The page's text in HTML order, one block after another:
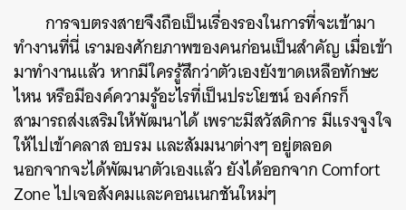
การจบตรงสายจึงถือเป็นเรื่องรองในการที่จะเข้ามา
ทำงานที่นี่ เรามองศักยภาพของคนก่อนเป็นสำคัญ เมื่อเข้า
มาทำงานแล้ว หากมีใครรู้สึกว่าตัวเองยังขาดเหลือทักษะ
ไหน หรือมีองค์ความรู้อะไรที่เป็นประโยชน์ องค์กรก็
สามารถส่งเสริมให้พัฒนาได้ เพราะมีสวัสดิการ มีแรงจูงใจ
ให้ไปเข้าคลาส อบรม และสัมมนาต่างๆ อยู่ตลอด
นอกจากจะได้พัฒนาตัวเองแล้ว ยังได้ออกจาก Comfort
Zone ไปเจอสังคมและคอนเนกชันใหม่ๆ